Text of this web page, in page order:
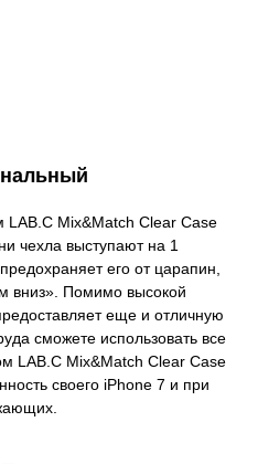
LAB.C Mix&Match Clear Case
чехла выступают на 1
его от царапин,
вниз». Помимо высокой
еще и отличную
сможете использовать все
LAB.C Mix&Match Clear Case
своего iPhone 7 и при